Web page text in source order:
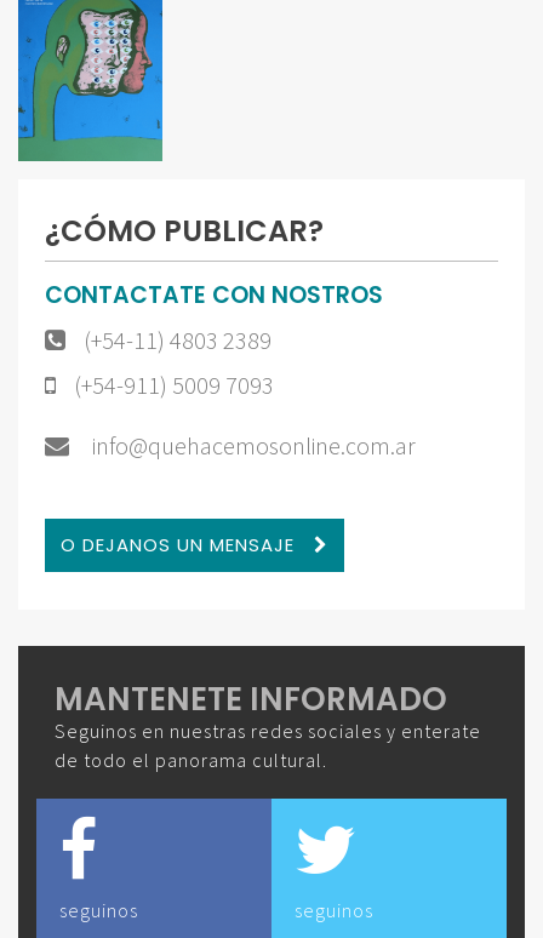
¿CÓMO PUBLICAR?
CONTACTATE CON NOSTROS
(+54-11) 4803 2389
(+54-911) 5009 7093
info@quehacemosonline.com.ar
O DEJANOS UN MENSAJE
MANTENETE INFORMADO
Seguinos en nuestras redes sociales y enterate
de todo el panorama cultural.
seguinos seguinos